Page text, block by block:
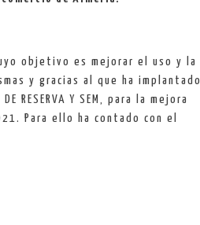
objetivo es mejorar el uso y la
y gracias al que ha implantado
DE RESERVA Y SEM, para la mejora
Para ello ha contado con el